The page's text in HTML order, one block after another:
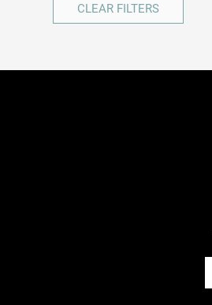
CLEAR FILTERS